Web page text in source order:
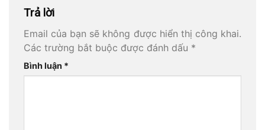
Trả lời
Email của bạn sẽ không được hiển thị công khai.
Các trường bắt buộc được đánh dấu *
Bình luận *